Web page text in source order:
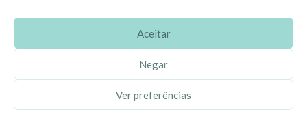
Aceitar
Negar
Ver preferências
Sobre Nós
Propriedade Intelectual